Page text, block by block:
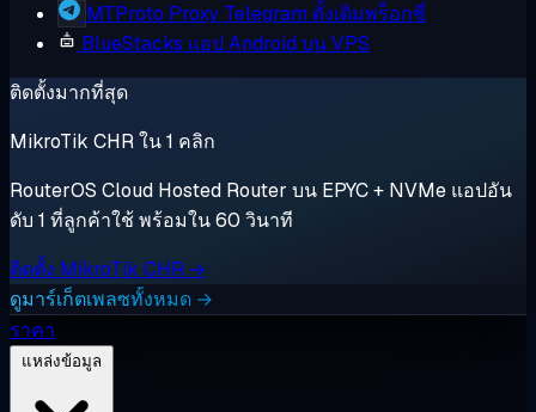
MTProto Proxy Telegram ดั้งเดิมพร็อกซี่
BlueStacks แอป Android บน VPS
ติดตั้งมากที่สุด
MikroTik CHR ใน 1 คลิก
RouterOS Cloud Hosted Router บน EPYC + NVMe แอปอัน
ดับ 1 ที่ลูกค้าใช้ พร้อมใน 60 วินาที
ติดตั้ง MikroTik CHR →
ดูมาร์เก็ตเพลซทั้งหมด →
ราคา